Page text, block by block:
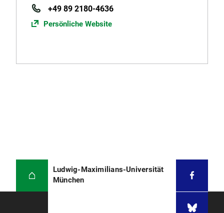
+49 89 2180-4636
Persönliche Website
Ludwig-Maximilians-Universität
München